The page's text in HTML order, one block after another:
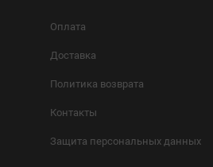
Оплата
Доставка
Политика возврата
Контакты
Защита персональных данных